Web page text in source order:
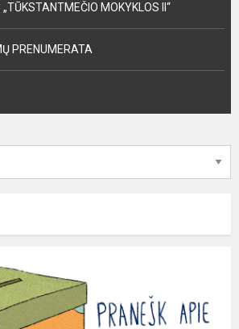
MOKYKLOS II“
PRENUMERATA